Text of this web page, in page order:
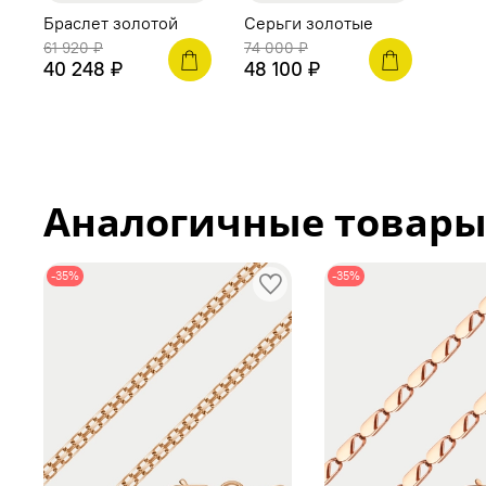
Браслет золотой
61 920 ₽
40 248 ₽
Серьги золотые
74 000 ₽
48 100 ₽
Аналогичные товары
-35% -35%